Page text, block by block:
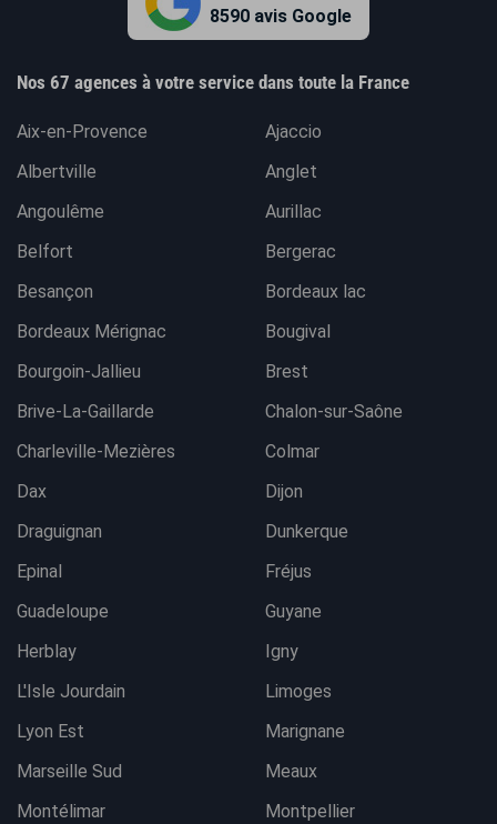
8590 avis Google
Nos 67 agences à votre service dans toute la France
Aix-en-Provence
Ajaccio
Albertville
Anglet
Angoulême
Aurillac
Belfort
Bergerac
Besançon
Bordeaux lac
Bordeaux Mérignac
Bougival
Bourgoin-Jallieu
Brest
Brive-La-Gaillarde
Chalon-sur-Saône
Charleville-Mezières
Colmar
Dax
Dijon
Draguignan
Dunkerque
Epinal
Fréjus
Guadeloupe
Guyane
Herblay
Igny
L'Isle Jourdain
Limoges
Lyon Est
Marignane
Marseille Sud
Meaux
Montélimar
Montpellier